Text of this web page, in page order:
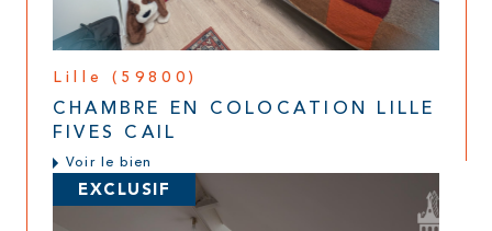
Lille (59800)
CHAMBRE EN COLOCATION LILLE
FIVES CAIL
Voir le bien
EXCLUSIF